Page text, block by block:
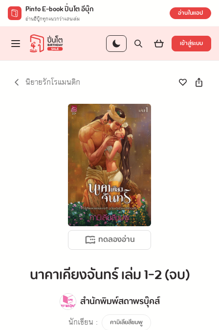
Pinto E-book ปิ่นโต อีบุ๊ก
อ่านอีบุ๊กทุกแนวกว่าแสนเล่ม อ่านในแอป
เข้าสู่ระบบ
นิยายรักโรแมนติก
ทดลองอ่าน
นาคาเคียงจันทร์ เล่ม 1-2 (จบ)
สำนักพิมพ์สถาพรบุ๊คส์
นักเขียน : คามิเลียสีชมพู